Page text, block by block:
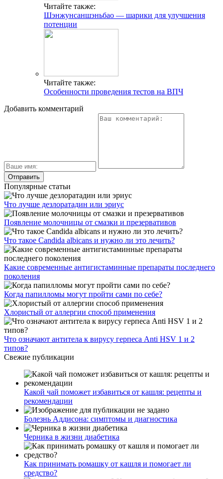
Читайте также:
Шэнжунсаншэньбао — шарики для улучшения
потенции
Читайте также:
Особенности проведения тестов на ВПЧ
Добавить комментарий
Популярные статьи
Что лучше дезлоратадин или эриус
Появление молочницы от смазки и презервативов
Что такое Candida albicans и нужно ли это лечить?
Какие современные антигистаминные препараты последнего
поколения
Когда папилломы могут пройти сами по себе?
Хлористый от аллергии способ применения
Что означают антитела к вирусу герпеса Anti HSV 1 и 2
типов?
Свежие публикации
Какой чай поможет избавиться от кашля: рецепты и
рекомендации
Болезнь Аддисона: симптомы и диагностика
Черника в жизни диабетика
Как принимать ромашку от кашля и помогает ли
средство?